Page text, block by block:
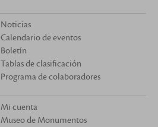
Noticias
Calendario de eventos
Boletín
Tablas de clasificación
Programa de colaboradores
Mi cuenta
Museo de Monumentos